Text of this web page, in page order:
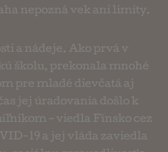
nepozná vek ani limity.
a nádeje. Ako prvá v
školu, prekonala mnohé
pre mladé dievčatá aj
jej úradovania došlo k
– viedla Fínsko cez
19 a jej vláda zaviedla